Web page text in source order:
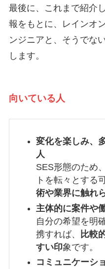
最後に、これまで紹介
報をもとに、レインオ
ンジニアと、そうでな
します。
向いている人
変化を楽しみ、
人
SES形態のため
トを転々とする
術や業界に触れ
主体的に案件や
自分の希望を明
携すれば、
比較
すい印象です。
コミュニケーシ